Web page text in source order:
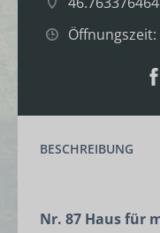
Öffnungszeit:
BESCHREIBUNG
Nr. 87 Haus für